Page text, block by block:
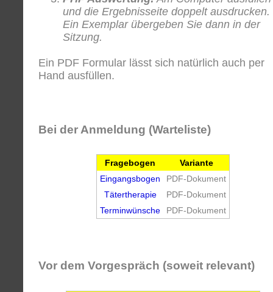
und die Ergebnisseite doppelt ausdrucken.
Ein Exemplar übergeben Sie dann in der
Sitzung.
Ein PDF Formular lässt sich natürlich auch per
Hand ausfüllen.
Bei der Anmeldung (Warteliste)
Fragebogen
Variante
Eingangsbogen
PDF-Dokument
Tätertherapie
PDF-Dokument
Terminwünsche
PDF-Dokument
Vor dem Vorgespräch (soweit relevant)